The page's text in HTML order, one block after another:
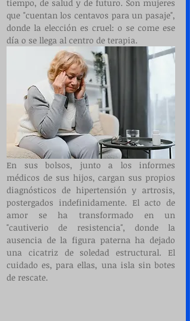
tiempo, de salud y de futuro. Son mujeres
que "cuentan los centavos para un pasaje",
donde la elección es cruel: o se come ese
día o se llega al centro de terapia.
En sus bolsos, junto a los informes
médicos de sus hijos, cargan sus propios
diagnósticos de hipertensión y artrosis,
postergados indefinidamente. El acto de
amor se ha transformado en un
"cautiverio de resistencia", donde la
ausencia de la figura paterna ha dejado
una cicatriz de soledad estructural. El
cuidado es, para ellas, una isla sin botes
de rescate.